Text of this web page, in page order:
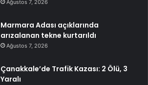
Ağustos 7, 2026
Marmara Adası açıklarında
arızalanan tekne kurtarıldı
Ağustos 7, 2026
Çanakkale’de Trafik Kazası: 2 Ölü, 3
Yaralı